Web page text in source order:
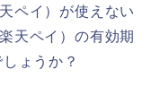
ペイ）が使えない
天ペイ）の有効期
ょうか？